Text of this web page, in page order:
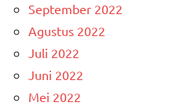
September 2022
Agustus 2022
Juli 2022
Juni 2022
Mei 2022